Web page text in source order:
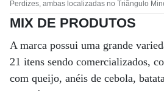
Perdizes, ambas localizadas no Triãngulo
MIX DE PRODUTOS
A marca possui uma grande
21 itens sendo comercializados,
com queijo, anéis de cebola,